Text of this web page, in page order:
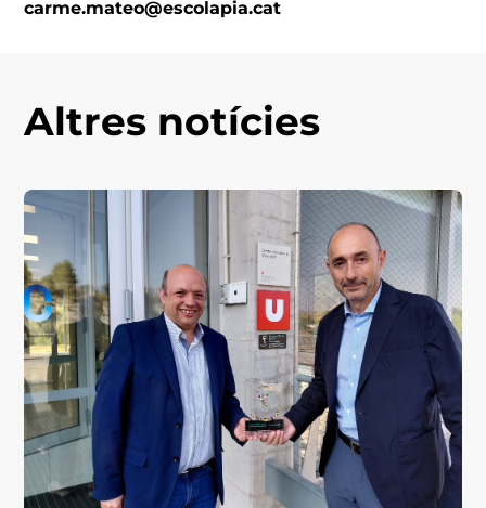
carme.mateo@escolapia.cat
Altres notícies